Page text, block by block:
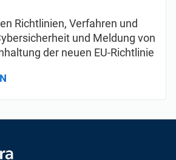
Richtlinien, Verfahren und
und Meldung von
der neuen EU-Richtlinie